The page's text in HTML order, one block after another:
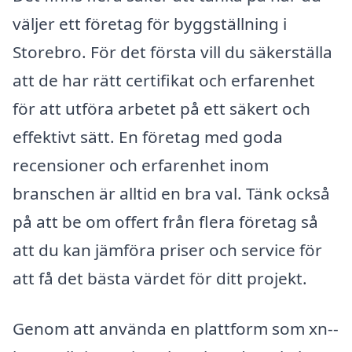
väljer ett företag för byggställning i
Storebro. För det första vill du säkerställa
att de har rätt certifikat och erfarenhet
för att utföra arbetet på ett säkert och
effektivt sätt. En företag med goda
recensioner och erfarenhet inom
branschen är alltid en bra val. Tänk också
på att be om offert från flera företag så
att du kan jämföra priser och service för
att få det bästa värdet för ditt projekt.
Genom att använda en plattform som xn--